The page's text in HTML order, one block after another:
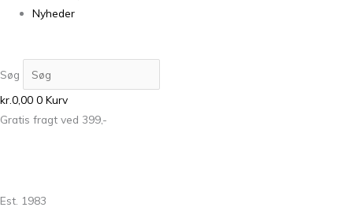
Nyheder
Søg
kr.0,00 0 Kurv
Gratis fragt ved 399,-
Est. 1983